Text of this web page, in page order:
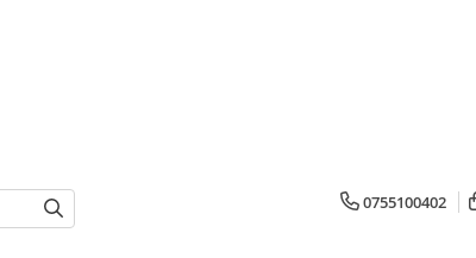
0755100402